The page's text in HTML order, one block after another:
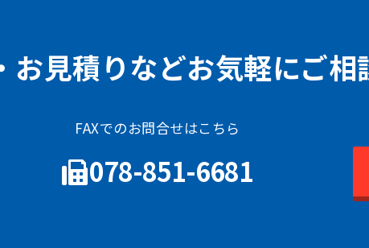
見積りなどお気軽にご相
FAXでのお問合せはこちら
078-851-6681